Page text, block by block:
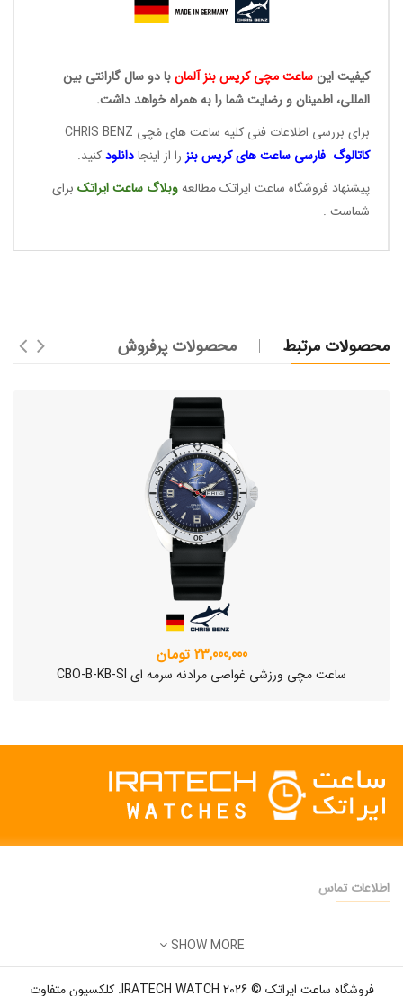
کیفیت اینساعت مچی کریسبنز آلمانبا دو سال گارانتی بین
المللی، اطمینان و رضایت شما را به همراه خواهد داشت.
برای بررسی اطلاعات فنی کلیه ساعت های مُچی CHRIS BENZ
کاتالوگ فارسی ساعت هایکریس بنز را از اینجادانلودکنید.
پیشنهاد فروشگاه ساعت ایراتک مطالعهوبلاگ ساعتایراتک برای
شماست .
محصولات مرتبط محصولات پرفروش
23,000,000 تومان
ساعت مچی ورزشی غواصی مرادنه سرمه ای CBO-B-KB-SI
ساعت مچی سوئیسی SLOW "AM/PM" – 01..
12,500,000 تومان
اطلاعات تماس
ایمیل:
SHOW MORE
فروشگاه ساعت ایراتک © 2026 IRATECH WATCH. کلکسیون متفاوت